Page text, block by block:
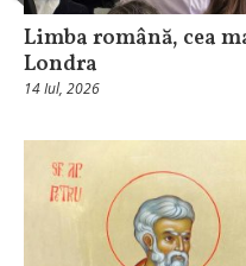
Limba română, cea
Londra
14 Iul, 2026